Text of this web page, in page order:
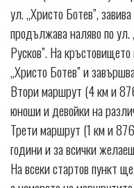
ул. „Христо Ботев”,
продължава наляво по ул.
Русков”. На
„Христо Ботев” и
Втори маршрут (4 км и
юноши и девойки на
Трети маршрут (1 км и
години и за всички
На всеки стартов пункт